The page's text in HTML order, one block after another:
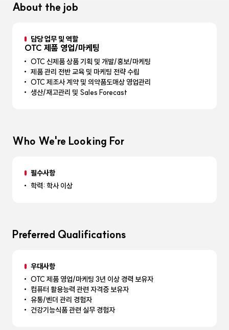
About the job
담당 업무 및 역할
OTC 제품 영업/마케팅
OTC 신제품 상품 기획 및 개발/홍보/마케팅
제품 관리 전반 교육 및 마케팅 전략 수립
OTC 제조사 계약 및 의약품도매상 영업관리
생산/재고관리 및 Sales Forecast
Who We're Looking For
필수사항
학력: 학사 이상
Preferred Qualifications
우대사항
OTC 제품 영업/마케팅 3년 이상 경력 보유자
컴퓨터 활용능력 관련 자격증 보유자
유통/벤더 관리 경험자
건강기능식품 관련 실무 경험자